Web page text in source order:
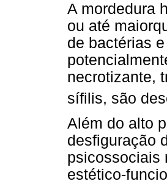
A mordedura
ou até
de bactérias
necrotizante,
sífilis, são
Além do alto
desfiguração
psicossociais
estético-